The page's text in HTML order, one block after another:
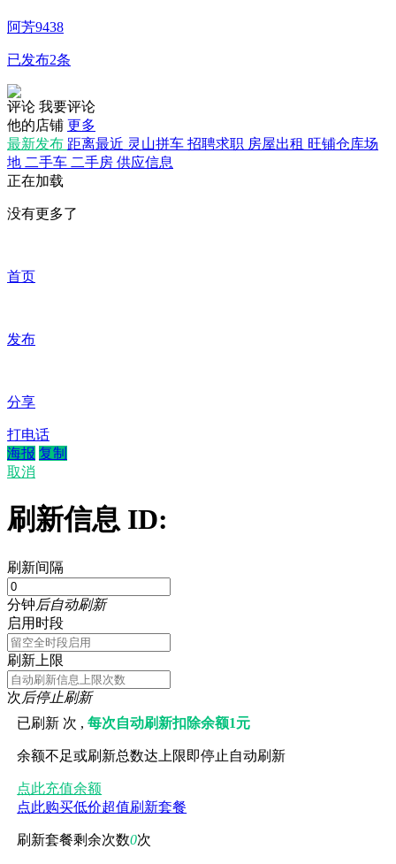
阿芳9438
已发布2条
评论 我要评论
他的店铺 更多
最新发布 距离最近 灵山拼车 招聘求职 房屋出租 旺铺仓库场
地 二手车 二手房 供应信息
正在加载
没有更多了
首页
发布
分享
打电话
海报 复制
取消
刷新信息 ID:
刷新间隔
分钟后自动刷新
启用时段
刷新上限
次后停止刷新
已刷新 次 ,每次自动刷新扣除余额1元
余额不足或刷新总数达上限即停止自动刷新
点此充值余额
点此购买低价超值刷新套餐
刷新套餐剩余次数0次